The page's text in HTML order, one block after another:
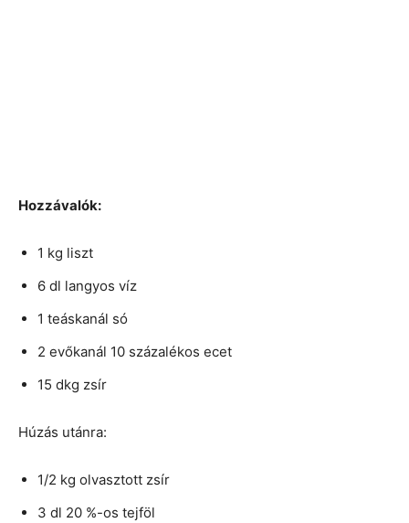
Hozzávalók:
1 kg liszt
6 dl langyos víz
1 teáskanál só
2 evőkanál 10 százalékos ecet
15 dkg zsír
Húzás utánra:
1/2 kg olvasztott zsír
3 dl 20 %-os tejföl